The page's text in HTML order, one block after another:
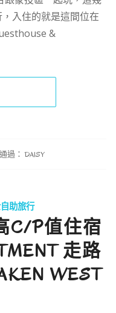
入住的就是這間位在
&
通過： DAISY
助旅行
C/P值住宿
走路
WEST